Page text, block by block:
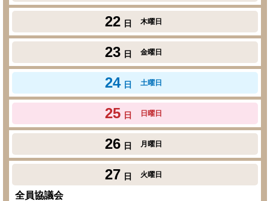
22 日 木曜日
23 日 金曜日
24 日 土曜日
25 日 日曜日
26 日 月曜日
27 日 火曜日
全員協議会